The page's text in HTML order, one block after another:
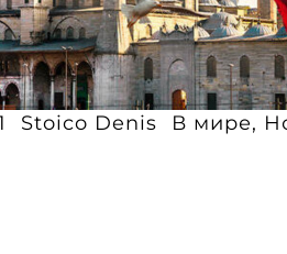
Stoico Denis В мире,